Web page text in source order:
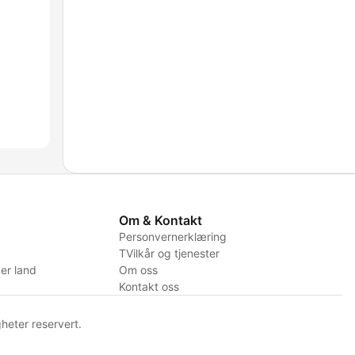
land
Om & Kontakt
Personvernerklæring
TVilkår og tjenester
Om oss
Kontakt oss
reservert.